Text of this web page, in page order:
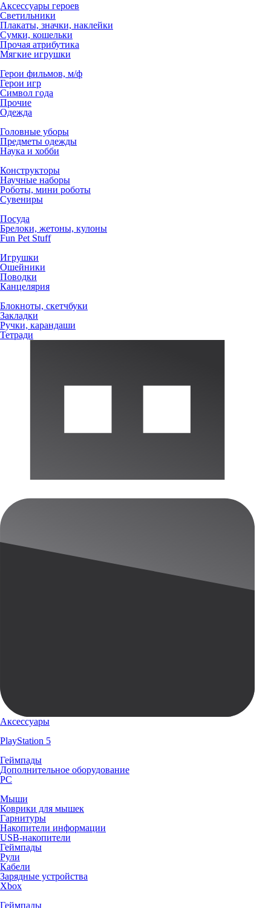
Аксессуары героев
Светильники
Плакаты, значки, наклейки
Сумки, кошельки
Прочая атрибутика
Мягкие игрушки
Герои фильмов, м/ф
Герои игр
Символ года
Прочие
Одежда
Головные уборы
Предметы одежды
Наука и хобби
Конструкторы
Научные наборы
Роботы, мини роботы
Сувениры
Посуда
Брелоки, жетоны, кулоны
Fun Pet Stuff
Игрушки
Ошейники
Поводки
Канцелярия
Блокноты, скетчбуки
Закладки
Ручки, карандаши
Тетради
Аксессуары
PlayStation 5
Геймпады
Дополнительное оборудование
PC
Мыши
Коврики для мышек
Гарнитуры
Накопители информации
USB-накопители
Геймпады
Рули
Кабели
Зарядные устройства
Xbox
Геймпады